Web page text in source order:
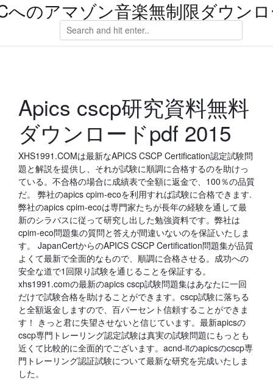
へのアマゾン音楽無制限ダウン
Apics cscp研究資料無料
ダウンロードpdf 2015
XHS1991.COMは最新なAPICS CSCP Certification認定試験問
題と解説を提供し、それが試験に順調に合格するのを助けっ
ている。不合格の場合に成績表で全額に返金で、100％の品質
だ。 弊社のapics cpim-ecoを利用すれば試験に合格できます.
弊社のapics cpim-ecoは専門家たちが長年の経験を通して最
新のシラバスに従って研究し出した勉強資料です。弊社は
cpim-eco問題集の質問と答えが間違いないのを保証いたしま
す。 JapanCertからのAPICS CSCP Certification問題集が品質
よくて最新で全面的なもので、順調に合格させる。成功への
安全な道で1回限り試験を通じることを保証する。
xhs1991.comの最新のapics cscp試験問題集はあなたに一回
だけで試験合格を助けることができます。cscp試験に落ちる
と全額返金しますので、百パーセント信頼することができま
す！ きっと君に失望させないと信じています。最新apicsの
cscp専門トレーリング認定試験は真実の試験問題にもっとも
近くて比較的に全面的でございます。acnd-itのapicsのcscp専
門トレーリング認証試験について最新な研究を完成いたしま
した。